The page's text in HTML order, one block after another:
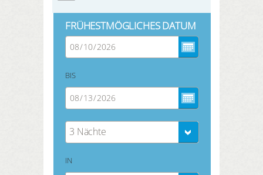
FRÜHESTMÖGLICHES DATUM
BIS
3 Nächte
IN